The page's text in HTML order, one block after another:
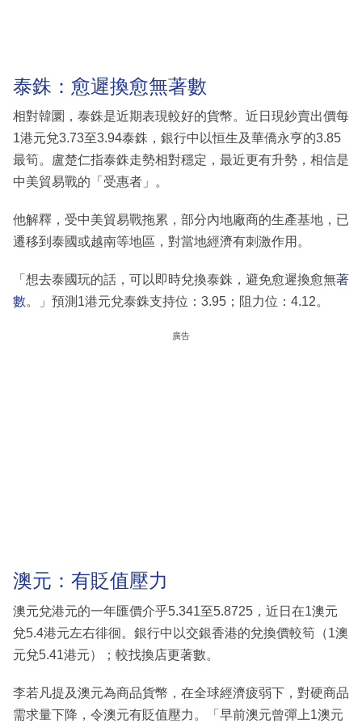
泰銖：愈遲換愈無著數
相對韓圜，泰銖是近期表現較好的貨幣。近日現鈔賣出價每
1港元兌3.73至3.94泰銖，銀行中以恒生及華僑永亨的3.85
最筍。盧楚仁指泰銖走勢相對穩定，最近更有升勢，相信是
中美貿易戰的「受惠者」。
他解釋，受中美貿易戰拖累，部分內地廠商的生產基地，已
遷移到泰國或越南等地區，對當地經濟有刺激作用。
「想去泰國玩的話，可以即時兌換泰銖，避免愈遲換愈無著
數。」預測1港元兌泰銖支持位：3.95；阻力位：4.12。
廣告
澳元：有貶值壓力
澳元兌港元的一年匯價介乎5.341至5.8725，近日在1澳元
兌5.4港元左右徘徊。銀行中以交銀香港的兌換價較筍（1澳
元兌5.41港元）；較找換店更著數。
李若凡提及澳元為商品貨幣，在全球經濟疲弱下，對硬商品
需求量下降，令澳元有貶值壓力。「早前澳元曾彈上1澳元